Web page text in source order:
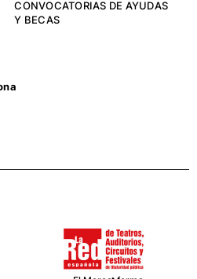
CONVOCATORIAS DE AYUDAS
Y BECAS